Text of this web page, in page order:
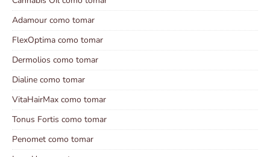
Adamour como tomar
FlexOptima como tomar
Dermolios como tomar
Dialine como tomar
VitaHairMax como tomar
Tonus Fortis como tomar
Penomet como tomar